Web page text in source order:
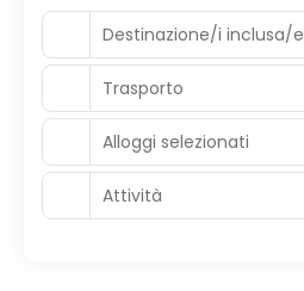
Destinazione/i inclusa/e
Trasporto
Alloggi selezionati
Attività